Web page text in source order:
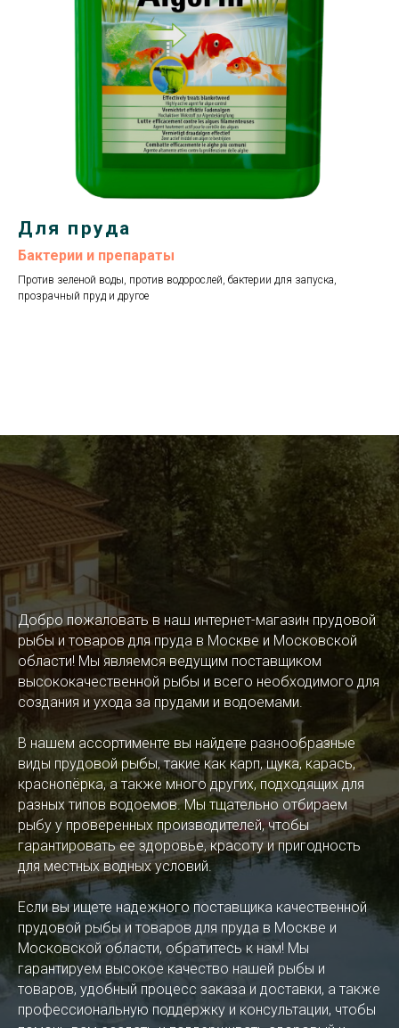
Для пруда
Бактерии и препараты
Против зеленой воды, против водорослей, бактерии для запуска,
прозрачный пруд и другое
Добро пожаловать в наш интернет-магазин прудовой
рыбы и товаров для пруда в Москве и Московской
области! Мы являемся ведущим поставщиком
высококачественной рыбы и всего необходимого для
создания и ухода за прудами и водоемами.
В нашем ассортименте вы найдете разнообразные
виды прудовой рыбы, такие как карп, щука, карась,
краснопёрка, а также много других, подходящих для
разных типов водоемов. Мы тщательно отбираем
рыбу у проверенных производителей, чтобы
гарантировать ее здоровье, красоту и пригодность
для местных водных условий.
Если вы ищете надежного поставщика качественной
прудовой рыбы и товаров для пруда в Москве и
Московской области, обратитесь к нам! Мы
гарантируем высокое качество нашей рыбы и
товаров, удобный процесс заказа и доставки, а также
профессиональную поддержку и консультации, чтобы